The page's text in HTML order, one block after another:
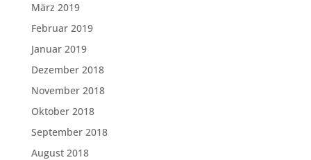
März 2019
Februar 2019
Januar 2019
Dezember 2018
November 2018
Oktober 2018
September 2018
August 2018